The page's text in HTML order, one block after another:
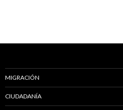
MIGRACIÓN
CIUDADANÍA